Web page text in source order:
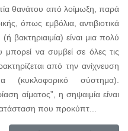
θανάτου από λοίμωξη, παρά
όπως εμβόλια, αντιβιοτικά
βακτηριαιμία) είναι μια πολύ
να συμβεί σε όλες τις
από την ανίχνευση
(κυκλοφορικό σύστημα).
αίματος”, η σηψαιμία είναι
που προκύπτ...